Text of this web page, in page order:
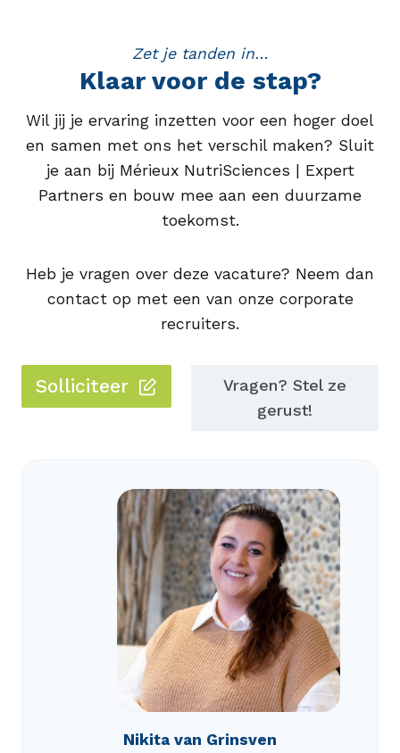
Zet je tanden in…
Klaar voor de stap?
Wil jij je ervaring inzetten voor een hoger doel
en samen met ons het verschil maken? Sluit
je aan bij Mérieux NutriSciences | Expert
Partners en bouw mee aan een duurzame
toekomst.
Heb je vragen over deze vacature? Neem dan
contact op met een van onze corporate
recruiters.
Solliciteer
Vragen? Stel ze
gerust!
Nikita van Grinsven